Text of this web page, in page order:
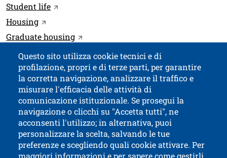
Student lifeApri il link in una nuova finestra
HousingApri il link in una nuova finestra
Graduate housingApri il link in una nuova finestra
Contatti
Titolo contatti
Questo sito utilizza cookie tecnici e di
profilazione, propri e di terze parti, per garantire
la corretta navigazione, analizzare il traffico e
misurare l'efficacia delle attività di
comunicazione istituzionale. Se prosegui la
navigazione o clicchi su "Accetta tutti", ne
acconsenti l'utilizzo; in alternativa, puoi
personalizzare la scelta, salvando le tue
preferenze e scegliendo quali cookie attivare. Per
maggiori informazioni e per sapere come gestirli,
Università di Trento
via Calepina, 14 - I-38122 Trento
P.IVA-C.F. 003​40520220